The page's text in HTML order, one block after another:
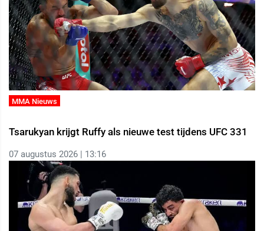
MMA Nieuws
Tsarukyan krijgt Ruffy als nieuwe test tijdens UFC 331
07 augustus 2026 | 13:16